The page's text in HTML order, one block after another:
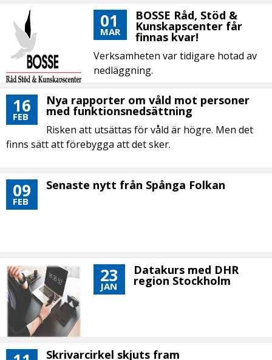
01
MAR
BOSSE Råd, Stöd &
Kunskapscenter får
finnas kvar!
Verksamheten var tidigare hotad av
nedläggning.
16
FEB
Nya rapporter om våld mot personer
med funktionsnedsättning
Risken att utsättas för våld är högre. Men det
finns sätt att förebygga att det sker.
09
FEB
Senaste nytt från Spånga Folkan
23
JAN
Datakurs med DHR
region Stockholm
Skrivarcirkel skjuts fram